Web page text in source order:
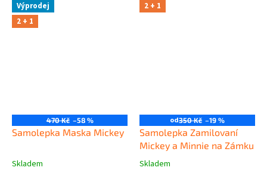
Výprodej
2 + 1
470 Kč –58 %
Samolepka Maska Mickey
Skladem
2 + 1
od350 Kč –19 %
Samolepka Zamilovaní
Mickey a Minnie na Zámku
Skladem